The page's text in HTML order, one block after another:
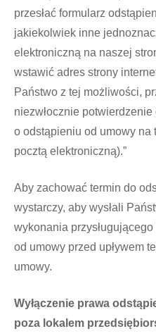
przesłać formularz
jakiekolwiek inne
elektroniczną na naszej
wstawić adres strony
Państwo z tej możliwości,
niezwłocznie
o odstąpieniu od umowy na
pocztą elektroniczną).”
Aby zachować termin do
wystarczy, aby wysłali
wykonania
od umowy przed upływem
umowy.
Wyłączenie prawa
poza lokalem